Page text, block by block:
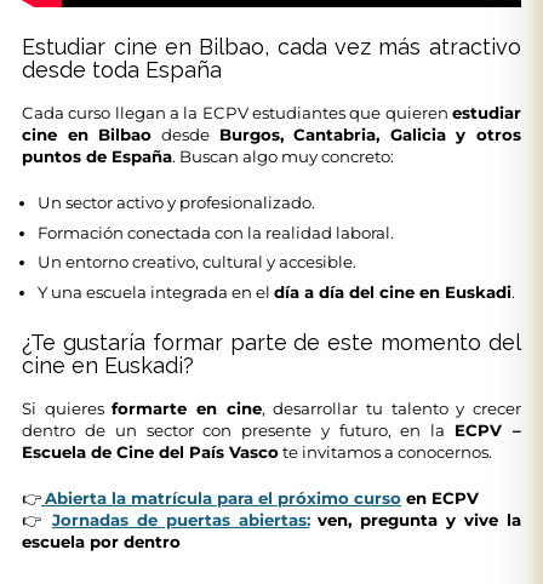
Estudiar cine en Bilbao, cada vez más atractivo
desde toda España
Cada curso llegan a la ECPV estudiantes que quieren estudiar
cine en Bilbao desde Burgos, Cantabria, Galicia y otros
puntos de España. Buscan algo muy concreto:
Un sector activo y profesionalizado.
Formación conectada con la realidad laboral.
Un entorno creativo, cultural y accesible.
Y una escuela integrada en eldía a día del cine en Euskadi.
¿Te gustaría formar parte de este momento del
cine en Euskadi?
Si quieresformarte en cine, desarrollar tu talento y crecer
dentro de un sector con presente y futuro, en la ECPV –
Escuela de Cine del País Vascote invitamos a conocernos.
👉Abierta la matrícula para el próximo curso en ECPV
👉 Jornadas de puertas abiertas:ven, pregunta y vive la
escuela por dentro